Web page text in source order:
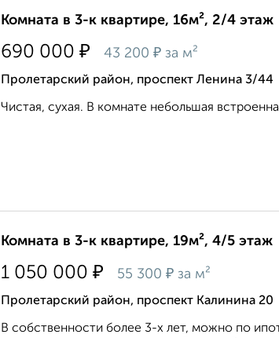
Комната в 3-к квартире, 16м², 2/4 этаж
690 000 ₽ 43 200 ₽ за м²
Пролетарский район, проспект Ленина 3/44
Чистая, сухая. В комнате небольшая
Комната в 3-к квартире, 19м², 4/5 этаж
1 050 000 ₽ 55 300 ₽ за м²
Пролетарский район, проспект Калинина 20
В собственности более 3-х лет, можно по